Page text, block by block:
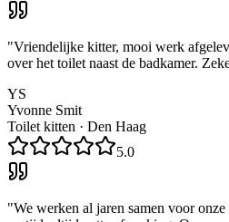
"Vriendelijke kitter, mooi werk
over het toilet naast de badkamer.
YS
Yvonne Smit
Toilet kitten · Den Haag
5.0
"We werken al jaren samen voor